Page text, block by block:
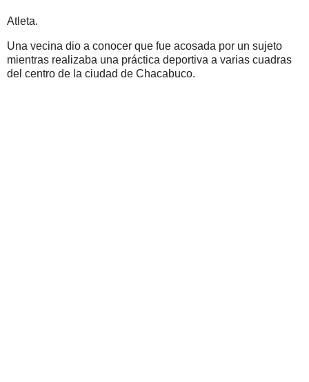
Atleta.
Una vecina dio a conocer que fue acosada por un sujeto
mientras realizaba una práctica deportiva a varias cuadras
del centro de la ciudad de Chacabuco.